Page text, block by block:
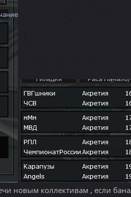
новым коллективам , если